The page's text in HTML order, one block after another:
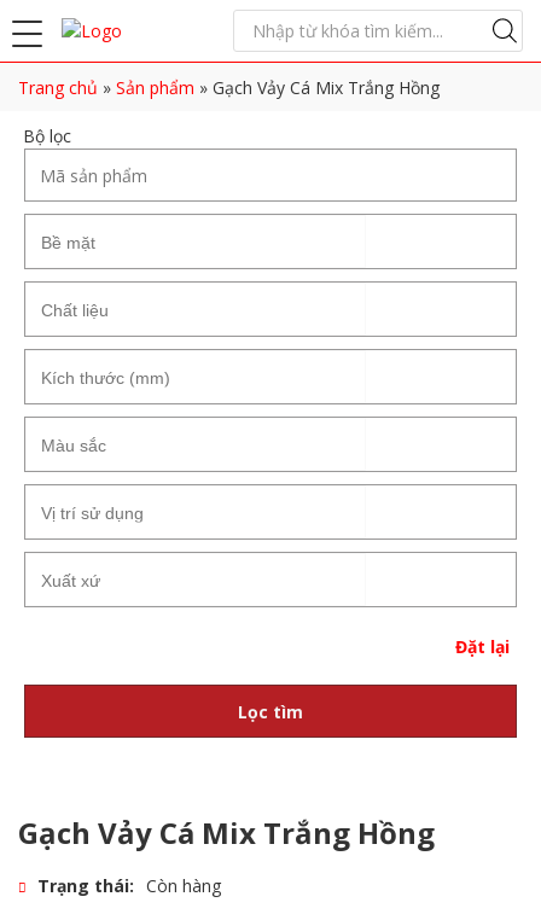
Trang chủ » Sản phẩm » Gạch Vảy Cá Mix Trắng Hồng
Bộ lọc
Đặt lại
Lọc tìm
Gạch Vảy Cá Mix Trắng Hồng
Trạng thái: Còn hàng